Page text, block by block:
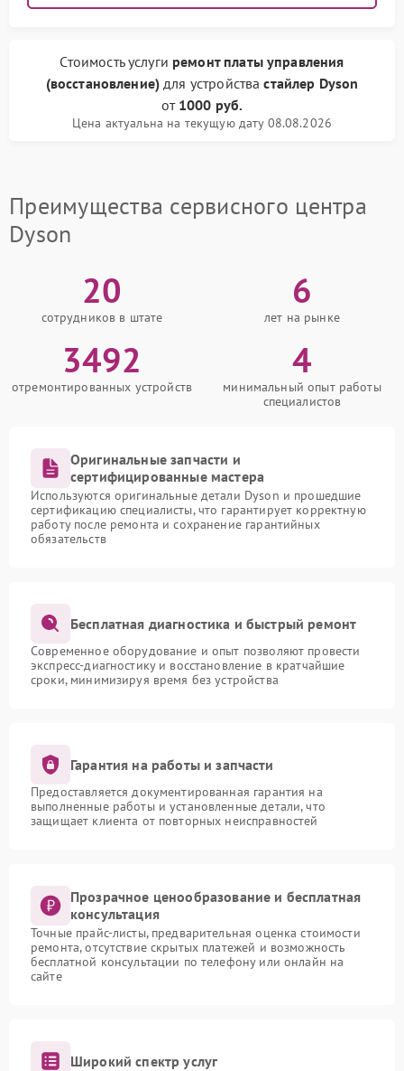
Стоимость услуги ремонт платы управления
(восстановление) для устройствастайлер Dyson
от 1000 руб.
Цена актуальна на текущую дату 08.08.2026
Преимущества сервисного центра
Dyson
20
сотрудников в штате
6
лет на рынке
3492
отремонтированных устройств
4
минимальный опыт работы
специалистов
Оригинальные запчасти и
сертифицированные мастера
Используются оригинальные детали Dyson и прошедшие
сертификацию специалисты, что гарантирует корректную
работу после ремонта и сохранение гарантийных
обязательств
Бесплатная диагностика и быстрый ремонт
Современное оборудование и опыт позволяют провести
экспресс-диагностику и восстановление в кратчайшие
сроки, минимизируя время без устройства
Гарантия на работы и запчасти
Предоставляется документированная гарантия на
выполненные работы и установленные детали, что
защищает клиента от повторных неисправностей
Прозрачное ценообразование и бесплатная
консультация
Точные прайс-листы, предварительная оценка стоимости
ремонта, отсутствие скрытых платежей и возможность
бесплатной консультации по телефону или онлайн на
сайте
Широкий спектр услуг